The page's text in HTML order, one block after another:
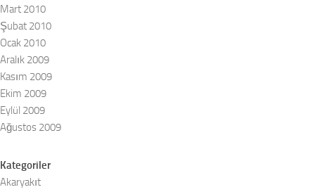
Mart 2010
Şubat 2010
Ocak 2010
Aralık 2009
Kasım 2009
Ekim 2009
Eylül 2009
Ağustos 2009
Kategoriler
Akaryakıt